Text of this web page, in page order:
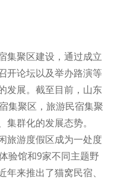
集聚区建设，通过成立
开论坛以及举办路演等
发展。截至目前，山东
集聚区，旅游民宿集聚
群化的发展态势。
旅游度假区成为一处度
验馆和9家不同主题野
来推出了猫窝民宿、